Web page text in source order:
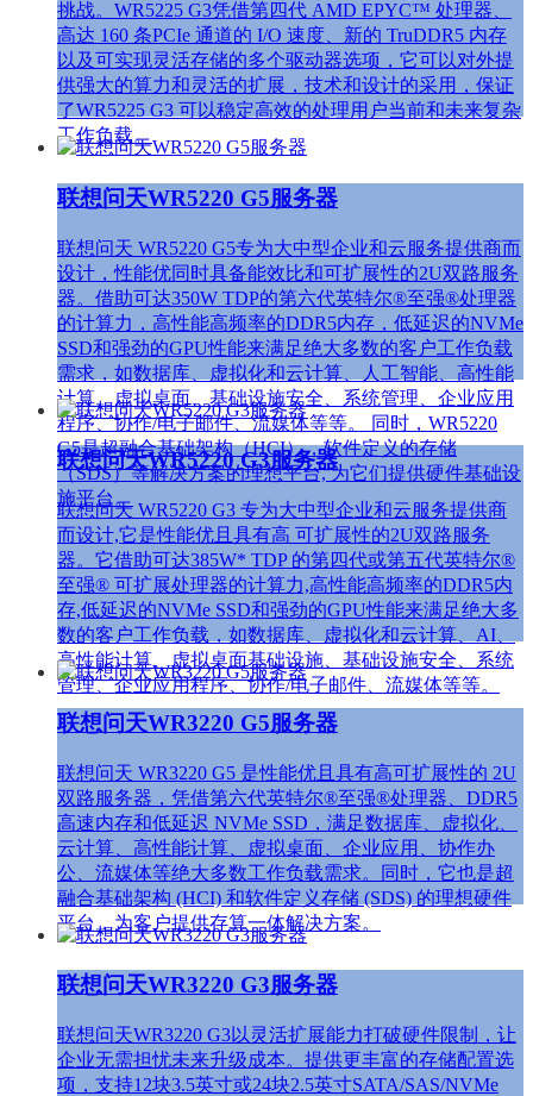
挑战。WR5225 G3凭借第四代 AMD EPYC™ 处理器、
高达 160 条PCIe 通道的 I/O 速度、新的 TruDDR5 内存
以及可实现灵活存储的多个驱动器选项，它可以对外提
供强大的算力和灵活的扩展，技术和设计的采用，保证
了WR5225 G3 可以稳定高效的处理用户当前和未来复杂
工作负载。
联想问天WR5220 G5服务器
联想问天 WR5220 G5专为大中型企业和云服务提供商而
设计，性能优同时具备能效比和可扩展性的2U双路服务
器。借助可达350W TDP的第六代英特尔®至强®处理器
的计算力，高性能高频率的DDR5内存，低延迟的NVMe
SSD和强劲的GPU性能来满足绝大多数的客户工作负载
需求，如数据库、虚拟化和云计算、人工智能、高性能
计算、虚拟桌面、基础设施安全、系统管理、企业应用
程序、协作/电子邮件、流媒体等等。 同时，WR5220
G5是超融合基础架构（HCI），软件定义的存储
（SDS）等解决方案的理想平台, 为它们提供硬件基础设
施平台。
联想问天WR5220 G3服务器
联想问天 WR5220 G3 专为大中型企业和云服务提供商
而设计,它是性能优且具有高 可扩展性的2U双路服务
器。它借助可达385W* TDP 的第四代或第五代英特尔®
至强® 可扩展处理器的计算力,高性能高频率的DDR5内
存,低延迟的NVMe SSD和强劲的GPU性能来满足绝大多
数的客户工作负载，如数据库、虚拟化和云计算、AI、
高性能计算、虚拟桌面基础设施、基础设施安全、系统
管理、企业应用程序、协作/电子邮件、流媒体等等。
联想问天WR3220 G5服务器
联想问天 WR3220 G5 是性能优且具有高可扩展性的 2U
双路服务器，凭借第六代英特尔®至强®处理器、DDR5
高速内存和低延迟 NVMe SSD，满足数据库、虚拟化、
云计算、高性能计算、虚拟桌面、企业应用、协作办
公、流媒体等绝大多数工作负载需求。同时，它也是超
融合基础架构 (HCI) 和软件定义存储 (SDS) 的理想硬件
平台，为客户提供存算一体解决方案。
联想问天WR3220 G3服务器
联想问天WR3220 G3以灵活扩展能力打破硬件限制，让
企业无需担忧未来升级成本。提供更丰富的存储配置选
项，支持12块3.5英寸或24块2.5英寸SATA/SAS/NVMe